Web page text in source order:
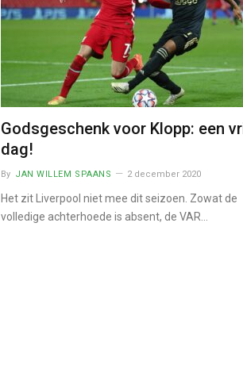
Godsgeschenk voor Klopp: een
dag!
By JAN WILLEM SPAANS 2 december 2020
Het zit Liverpool niet mee dit seizoen. Zowat de
volledige achterhoede is absent, de VAR…